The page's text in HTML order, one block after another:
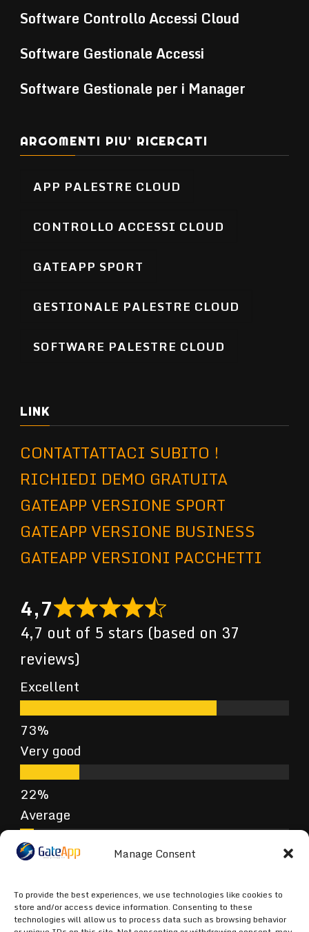
Manage Consent
To provide the best experiences, we use technologies like cookies to
store and/or access device information. Consenting to these
technologies will allow us to process data such as browsing behavior
Software Controllo Accessi Cloud
Software Gestionale Accessi
Software Gestionale per i Manager
ARGOMENTI PIU’ RICERCATI
APP PALESTRE CLOUD
CONTROLLO ACCESSI CLOUD
GATEAPP SPORT
GESTIONALE PALESTRE CLOUD
SOFTWARE PALESTRE CLOUD
LINK
CONTATTATTACI SUBITO !
RICHIEDI DEMO GRATUITA
GATEAPP VERSIONE SPORT
GATEAPP VERSIONE BUSINESS
GATEAPP VERSIONI PACCHETTI
4,7
4,7 out of 5 stars (based on 37
reviews)
Excellent
Very good
Average